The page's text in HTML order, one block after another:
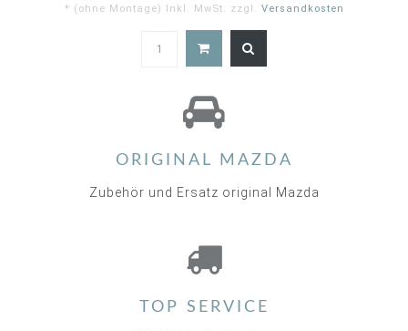
* (ohne Montage) Inkl. MwSt. zzgl. Versandkosten
ORIGINAL MAZDA
Zubehör und Ersatz original Mazda
TOP SERVICE